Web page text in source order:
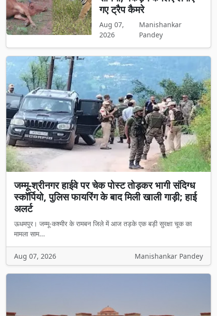
गए ट्रैप कैमरे
Aug 07,
2026
Manishankar
Pandey
जम्मू-श्रीनगर हाईवे पर चेक पोस्ट तोड़कर भागी संदिग्ध
स्कॉर्पियो, पुलिस फायरिंग के बाद मिली खाली गाड़ी; हाई
अलर्ट
ऊधमपुर। जम्मू-कश्मीर के रामबन जिले में आज तड़के एक बड़ी सुरक्षा चूक का
मामला साम...
Aug 07, 2026 Manishankar Pandey